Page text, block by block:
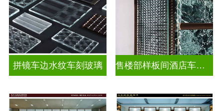
拼镜车边水纹车刻玻璃 售楼部样板间酒店车刻玻璃